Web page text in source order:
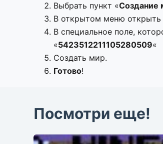
Выбрать пункт «Создание
В открытом меню открыть
В специальное поле,
«5423512211105280509«
Создать мир.
Готово!
Посмотри еще!